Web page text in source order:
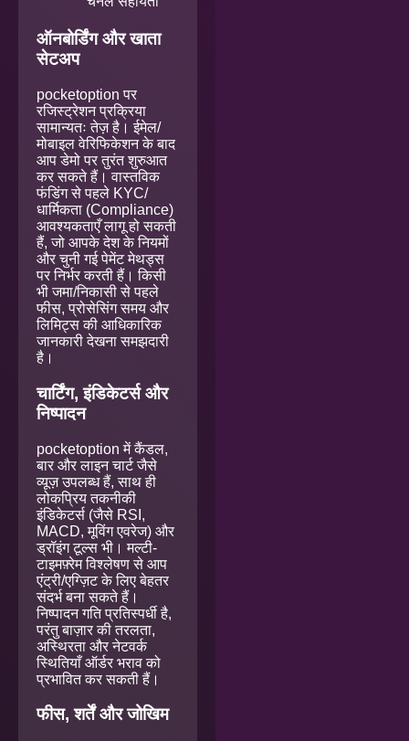
ऑनबोर्डिंग और खाता
सेटअप
pocketoption पर
रजिस्ट्रेशन प्रक्रिया
सामान्यतः तेज़ है। ईमेल/
मोबाइल वेरिफिकेशन के बाद
आप डेमो पर तुरंत शुरुआत
कर सकते हैं। वास्तविक
फंडिंग से पहले KYC/
धार्मिकता (Compliance)
आवश्यकताएँ लागू हो सकती
हैं, जो आपके देश के नियमों
और चुनी गई पेमेंट मेथड्स
पर निर्भर करती हैं। किसी
भी जमा/निकासी से पहले
फीस, प्रोसेसिंग समय और
लिमिट्स की आधिकारिक
जानकारी देखना समझदारी
है।
चार्टिंग, इंडिकेटर्स और
निष्पादन
pocketoption में कैंडल,
बार और लाइन चार्ट जैसे
व्यूज़ उपलब्ध हैं, साथ ही
लोकप्रिय तकनीकी
इंडिकेटर्स (जैसे RSI,
MACD, मूविंग एवरेज) और
ड्रॉइंग टूल्स भी। मल्टी-
टाइमफ़्रेम विश्लेषण से आप
एंट्री/एग्ज़िट के लिए बेहतर
संदर्भ बना सकते हैं।
निष्पादन गति प्रतिस्पर्धी है,
परंतु बाज़ार की तरलता,
अस्थिरता और नेटवर्क
स्थितियाँ ऑर्डर भराव को
प्रभावित कर सकती हैं।
फीस, शर्तें और जोखिम